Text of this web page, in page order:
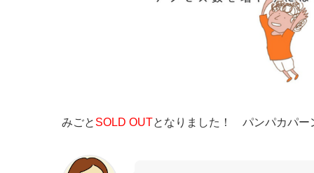
みごと SOLD OUTとなりました！ パンパカパー